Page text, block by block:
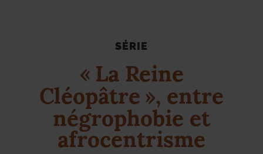
SÉRIE
« La Reine
Cléopâtre », entre
négrophobie et
afrocentrisme